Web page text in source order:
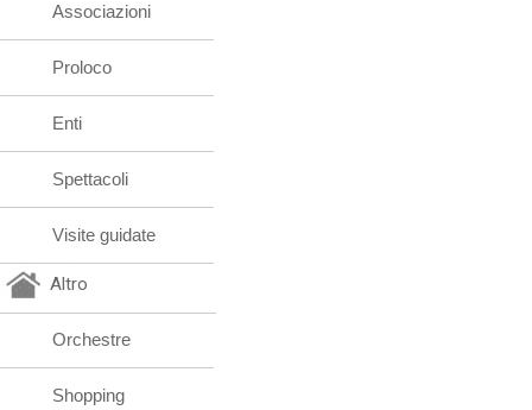
Associazioni
Proloco
Enti
Spettacoli
Visite guidate
Altro
Orchestre
Shopping